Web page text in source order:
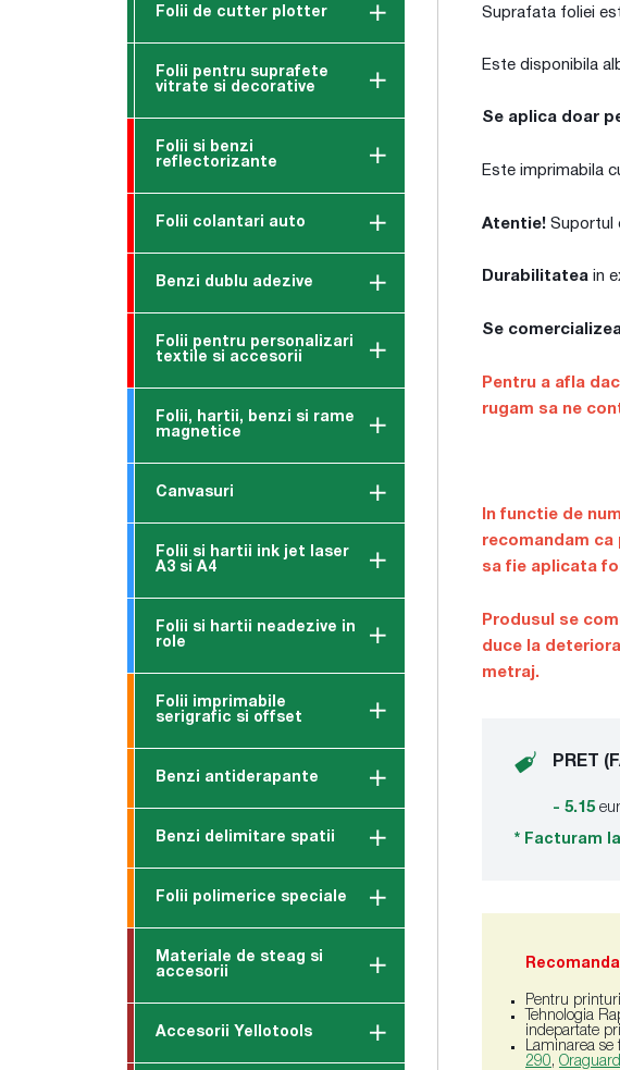
Folii de cutter plotter
Folii pentru suprafete
vitrate si decorative
Folii si benzi
reflectorizante
Folii colantari auto
Benzi dublu adezive
Folii pentru personalizari
textile si accesorii
Folii, hartii, benzi si rame
magnetice
Canvasuri
Folii si hartii ink jet laser
A3 si A4
Folii si hartii neadezive in
role
Folii imprimabile
serigrafic si offset
Benzi antiderapante
Benzi delimitare spatii
Folii polimerice speciale
Materiale de steag si
accesorii
Accesorii Yellotools
Suprafata foliei
Este disponibila
Se aplica doar
Este imprimabila
Atentie! Suportul
Durabilitatea in
Se
Pentru a afla
rugam sa ne
In functie de
recomandam
sa fie aplicata
Produsul se
duce la
metraj.
PRET
- 5.15
* Facturam
Pentru
Tehnologia
indepartate
Laminarea
290,